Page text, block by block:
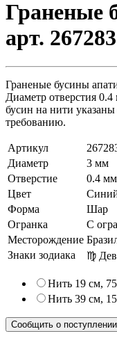
Граненые
арт. 267283
Граненые бусины
Диаметр отверстия
бусин на нити
требованию.
Артикул
Диаметр
3 мм
Отверстие
0.4 мм
Цвет
Форма
Шар
Огранка
С
Месторождение
Знаки зодиака
♍
Нить 19 см,
Нить 39 см,
Сообщить о